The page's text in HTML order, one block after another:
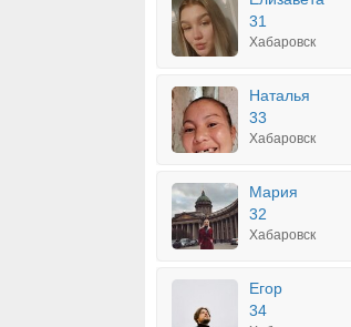
31
Хабаровск
Наталья
33
Хабаровск
Мария
32
Хабаровск
Егор
34